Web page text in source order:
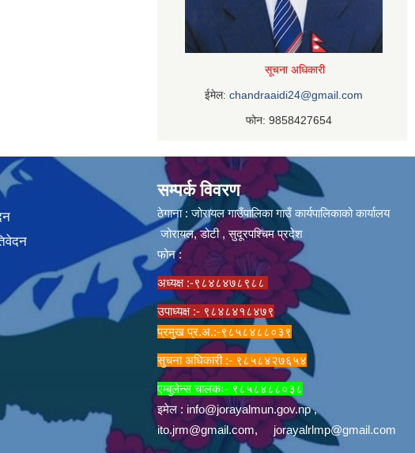
सूचना अधिकारी
ईमेल: chandraaidi24@gmail.com
फोन: 9858427654
सम्पर्क विवरण
ठेगाना : जोरायल गाउँपालिका गाउँ कार्यपालिकाको कार्यालय
जोरायल, डोटी , सुदूरपश्चिम प्रदेश
फोन :
अध्यक्ष :-९८४८४७८९८८
उपाध्यक्ष :- ९८४८४१८४७९
प्रमुख प्र.अ.:-९८५८४८८०३९
सुचना अधिकारी :- ९८५८४२७६५४
एम्बुलेन्स चालकः- ९८५८४८८०३८
इमेल : info@jorayalmun.gov.np,
ito.jrm@gmail.com, jorayalrlmp@gmail.com